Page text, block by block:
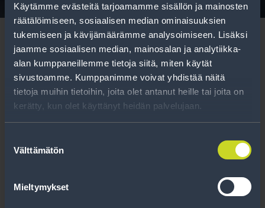
Käytämme evästeitä tarjoamamme sisällön ja mainosten
räätälöimiseen, sosiaalisen median ominaisuuksien
tukemiseen ja kävijämäärämme analysoimiseen. Lisäksi
jaamme sosiaalisen median, mainosalan ja analytiikka-
alan kumppaneillemme tietoja siitä, miten käytät
sivustoamme. Kumppanimme voivat yhdistää näitä
tietoja muihin tietoihin, joita olet antanut heille tai joita on
kerätty, kun olet käyttänyt heidän palvelujaan.
valinta
Välttämätön
Mieltymykset
Tilaa uutiskirje
Uutiskirjeessä saat autonomistajan
kausimuistutukset sekä parhaat